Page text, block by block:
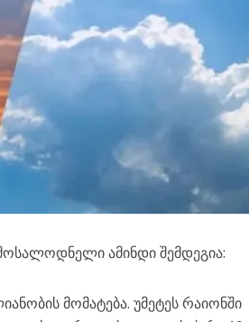
ამინდი შემდეგია:
მომატება. უმეტეს რაიონში